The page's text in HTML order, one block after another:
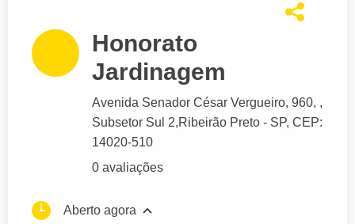
Honorato
Jardinagem
Avenida Senador César Vergueiro, 960, ,
Subsetor Sul 2,Ribeirão Preto - SP, CEP:
14020-510
0 avaliações
Aberto agora